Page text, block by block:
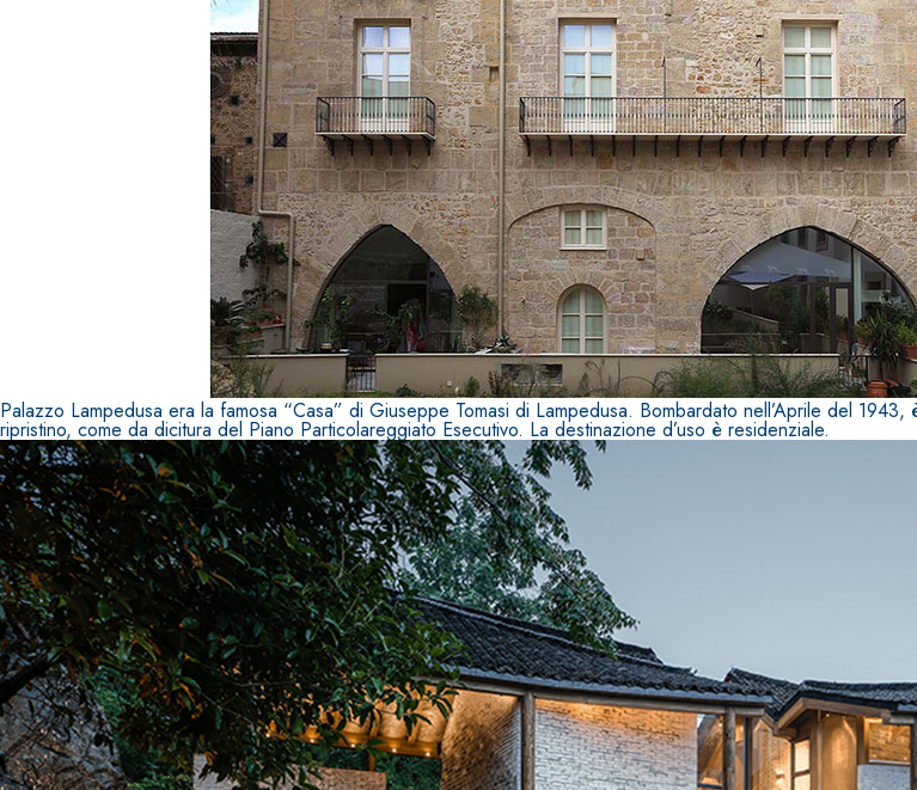
Palazzo Lampedusa era la famosa “Casa” di Giuseppe Tomasi di Lampedusa. Bombardato nell’Aprile del
ripristino, come da dicitura del Piano Particolareggiato Esecutivo. La destinazione d’uso è residenziale.
Sistema RIPRISTINO DEL CALCESTRUZZO PRODOTTI TIXOTROPICI
GEOACTIVE R4 40
Malta rapida contenente speciali leganti solfatoresistenti, polimero-
modificata, tixotropica, fibrorinforzata, per la passivazione, riparazione,
rasatura e protezione di strutture in calcestruzzo
termica